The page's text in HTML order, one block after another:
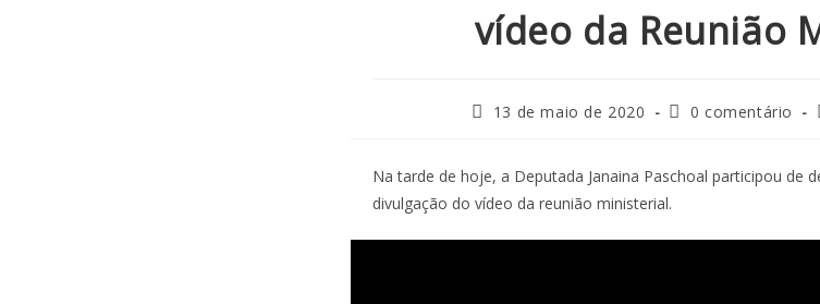
vídeo da Reunião
13 de maio de 2020 0 comentário
Na tarde de hoje, a Deputada Janaina Paschoal participou de
divulgação do vídeo da reunião ministerial.